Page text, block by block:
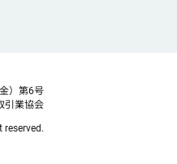
）第6号
引業協会
reserved.